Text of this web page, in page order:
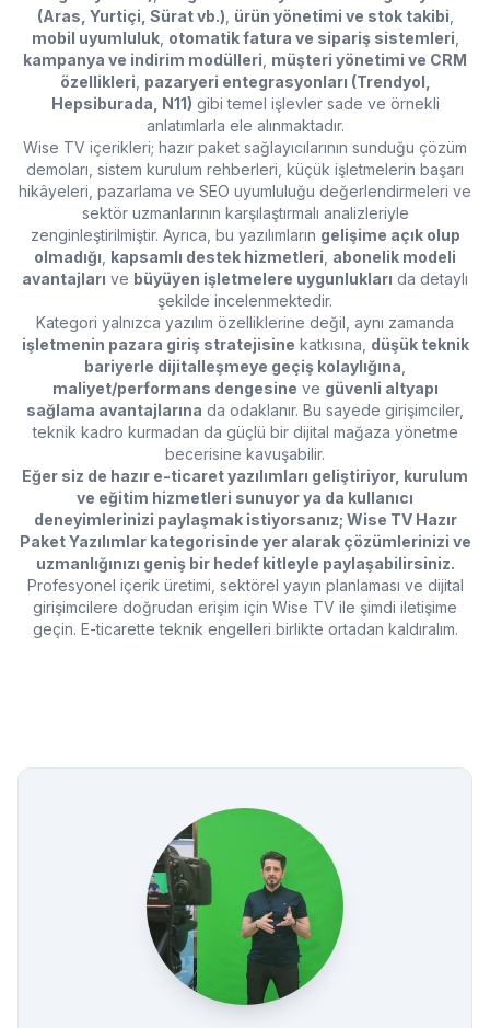
(Aras, Yurtiçi, Sürat vb.) ürün yönetimi ve stok takibi
mobil uyumluluk, otomatik fatura ve sipariş sistemleri
kampanya ve indirim modülleri müşteri yönetimi ve CRM
özellikleri pazaryeri entegrasyonları (Trendyol,
Hepsiburada, N11) gibi temel işlevler sade ve örnekli
anlatımlarla ele alınmaktadır.
Wise TV içerikleri; hazır paket sağlayıcılarının sunduğu çözüm
demoları, sistem kurulum rehberleri, küçük işletmelerin başarı
hikâyeleri, pazarlama ve SEO uyumluluğu değerlendirmeleri ve
sektör uzmanlarının karşılaştırmalı analizleriyle
zenginleştirilmiştir. Ayrıca, bu yazılımların gelişime açık olup
olmadığı kapsamlı destek hizmetleri abonelik modeli
avantajları ve büyüyen işletmelere uygunlukları da detaylı
şekilde incelenmektedir.
Kategori yalnızca yazılım özelliklerine değil, aynı zamanda
işletmenin pazara giriş stratejisine katkısına, düşük teknik
bariyerle dijitalleşmeye geçiş kolaylığına
maliyet/performans dengesine ve güvenli altyapı
sağlama avantajlarına da odaklanır. Bu sayede girişimciler,
teknik kadro kurmadan da güçlü bir dijital mağaza yönetme
becerisine kavuşabilir.
Eğer siz de hazır e-ticaret yazılımları geliştiriyor, kurulum
ve eğitim hizmetleri sunuyor ya da kullanıcı
deneyimlerinizi paylaşmak istiyorsanız; Wise TV Hazır
Paket Yazılımlar kategorisinde yer alarak çözümlerinizi ve
uzmanlığınızı geniş bir hedef kitleyle paylaşabilirsiniz.
Profesyonel içerik üretimi, sektörel yayın planlaması ve dijital
girişimcilere doğrudan erişim için Wise TV ile şimdi iletişime
geçin. E-ticarette teknik engelleri birlikte ortadan kaldıralım.